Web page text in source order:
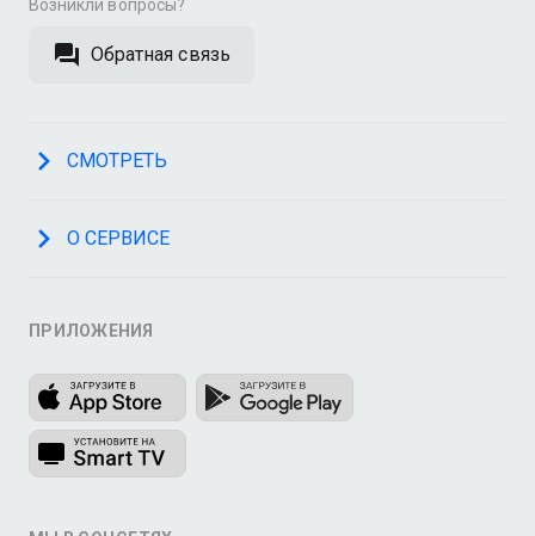
Возникли вопросы?
Обратная связь
СМОТРЕТЬ
О СЕРВИСЕ
ПРИЛОЖЕНИЯ